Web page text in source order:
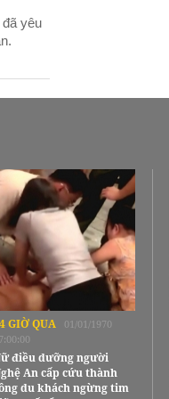
yêu
GIỜ QUA
01/01/1970
điều dưỡng người
An cấp cứu thành
du khách ngừng tim